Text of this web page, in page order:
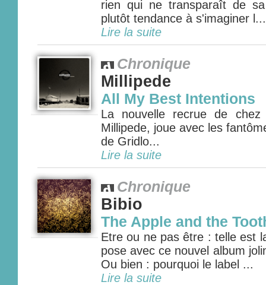
rien qui ne transparaît de
plutôt tendance à s'imaginer l...
Lire la suite
Chronique
Millipede
All My Best Intentions
La nouvelle recrue de
Millipede, joue avec les
de Gridlo...
Lire la suite
Chronique
Bibio
The Apple and the
Etre ou ne pas être : telle est
pose avec ce nouvel album
Ou bien : pourquoi le label ...
Lire la suite